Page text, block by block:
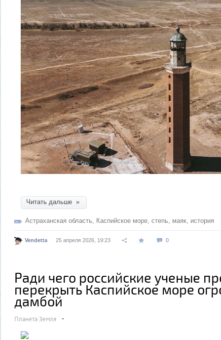
Читать дальше »
Астраханская область Каспийское море степь маяк история
Vendetta 25 апреля 2026, 19:23 0
Ради чего российские ученые
перекрыть Каспийское море
дамбой
Планета Земля